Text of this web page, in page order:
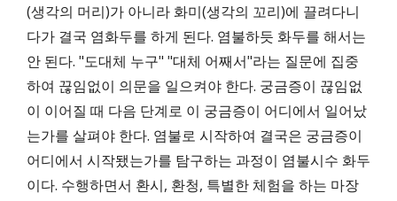
(생각의 머리)가 아니라 화미(생각의 꼬리)에 끌려다니
다가 결국 염화두를 하게 된다. 염불하듯 화두를 해서는
안 된다. "도대체 누구" "대체 어째서"라는 질문에 집중
하여 끊임없이 의문을 일으켜야 한다. 궁금증이 끊임없
이 이어질 때 다음 단계로 이 궁금증이 어디에서 일어났
는가를 살펴야 한다. 염불로 시작하여 결국은 궁금증이
어디에서 시작됐는가를 탐구하는 과정이 염불시수 화두
이다. 수행하면서 환시, 환청, 특별한 체험을 하는 마장